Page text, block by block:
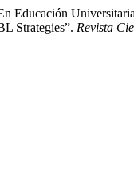
Educación
Strategies”. Revista